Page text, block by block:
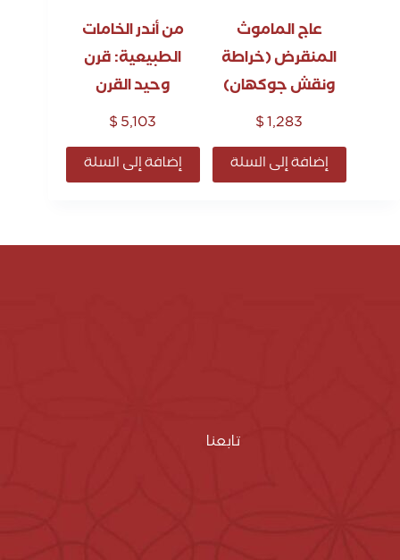
عاج الماموث
المنقرض (خراطة
ونقش جوكهان)
$1,283
إضافة إلى السلة
من أندر الخامات
الطبيعية: قرن
وحيد القرن
$5,103
إضافة إلى السلة
تابعنا